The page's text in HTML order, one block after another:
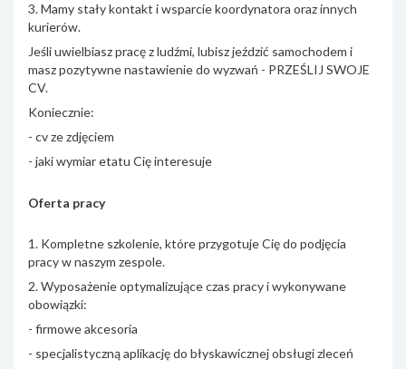
3. Mamy stały kontakt i wsparcie koordynatora oraz innych
kurierów.
Jeśli uwielbiasz pracę z ludźmi, lubisz jeździć samochodem i
masz pozytywne nastawienie do wyzwań - PRZEŚLIJ SWOJE
CV.
Koniecznie:
- cv ze zdjęciem
- jaki wymiar etatu Cię interesuje
Oferta pracy
1. Kompletne szkolenie, które przygotuje Cię do podjęcia
pracy w naszym zespole.
2. Wyposażenie optymalizujące czas pracy i wykonywane
obowiązki:
- firmowe akcesoria
- specjalistyczną aplikację do błyskawicznej obsługi zleceń